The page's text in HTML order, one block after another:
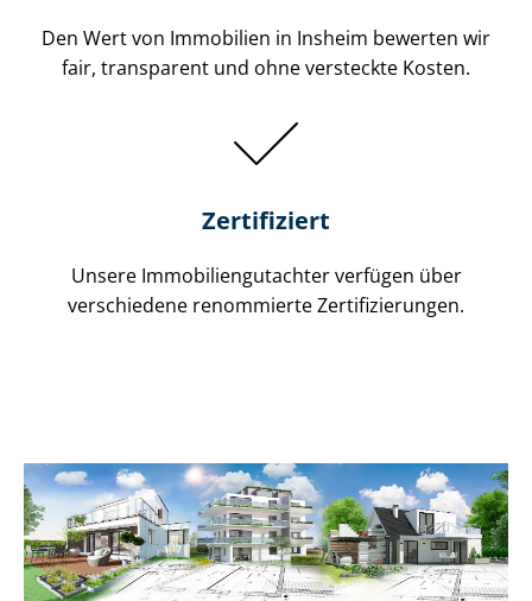
Den Wert von Immobilien in Insheim bewerten wir
fair, transparent und ohne versteckte Kosten.
Zertifiziert
Unsere Immobilien­gutachter verfügen über
verschiedene renommierte Zer­ti­fi­zie­run­gen.